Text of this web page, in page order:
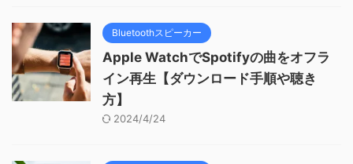
Bluetoothスピーカー
Apple WatchでSpotifyの曲をオフラ
イン再生【ダウンロード手順や聴き
方】
2024/4/24